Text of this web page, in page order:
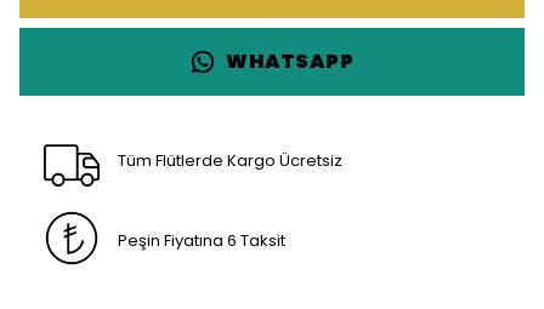
WHATSAPP
Tüm Flütlerde Kargo Ücretsiz
Peşin Fiyatına 6 Taksit